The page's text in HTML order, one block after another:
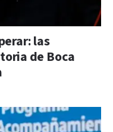
las
de Boca